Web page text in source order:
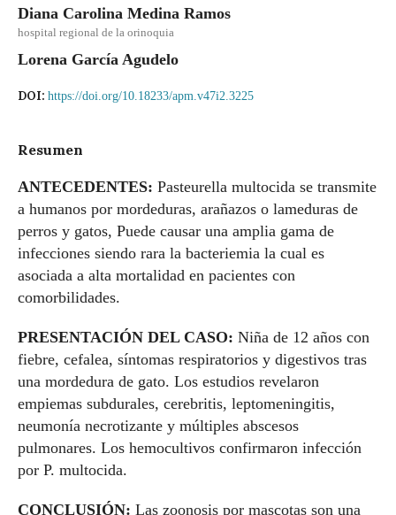
Diana Carolina Medina Ramos
hospital regional de la orinoquia
Lorena García Agudelo
DOI: https://doi.org/10.18233/apm.v47i2.3225
Resumen
ANTECEDENTES: Pasteurella multocida se transmite
a humanos por mordeduras, arañazos o lameduras de
perros y gatos, Puede causar una amplia gama de
infecciones siendo rara la bacteriemia la cual es
asociada a alta mortalidad en pacientes con
comorbilidades.
PRESENTACIÓN DEL CASO: Niña de 12 años con
fiebre, cefalea, síntomas respiratorios y digestivos tras
una mordedura de gato. Los estudios revelaron
empiemas subdurales, cerebritis, leptomeningitis,
neumonía necrotizante y múltiples abscesos
pulmonares. Los hemocultivos confirmaron infección
por P. multocida.
CONCLUSIÓN: Las zoonosis por mascotas son una